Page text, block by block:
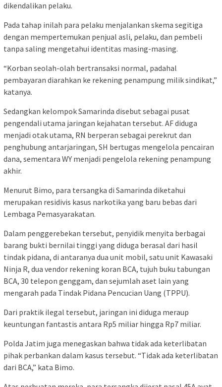
dikendalikan pelaku.
Pada tahap inilah para pelaku menjalankan skema segitiga
dengan mempertemukan penjual asli, pelaku, dan pembeli
tanpa saling mengetahui identitas masing-masing.
“Korban seolah-olah bertransaksi normal, padahal
pembayaran diarahkan ke rekening penampung milik sindikat,”
katanya.
Sedangkan kelompok Samarinda disebut sebagai pusat
pengendali utama jaringan kejahatan tersebut. AF diduga
menjadi otak utama, RN berperan sebagai perekrut dan
penghubung antarjaringan, SH bertugas mengelola pencairan
dana, sementara WY menjadi pengelola rekening penampung
akhir.
Menurut Bimo, para tersangka di Samarinda diketahui
merupakan residivis kasus narkotika yang baru bebas dari
Lembaga Pemasyarakatan.
Dalam penggerebekan tersebut, penyidik menyita berbagai
barang bukti bernilai tinggi yang diduga berasal dari hasil
tindak pidana, di antaranya dua unit mobil, satu unit Kawasaki
Ninja R, dua vendor rekening koran BCA, tujuh buku tabungan
BCA, 30 telepon genggam, dan sejumlah aset lain yang
mengarah pada Tindak Pidana Pencucian Uang (TPPU).
Dari praktik ilegal tersebut, jaringan ini diduga meraup
keuntungan fantastis antara Rp5 miliar hingga Rp7 miliar.
Polda Jatim juga menegaskan bahwa tidak ada keterlibatan
pihak perbankan dalam kasus tersebut. “Tidak ada keterlibatan
dari BCA,” kata Bimo.